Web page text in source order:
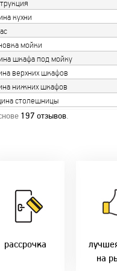
кухни
мойки
шкафа под мойку
верхних шкафов
нижних шкафов
столешницы
197 отзывов.
рассрочка
2-36 мес
FUN - 4 мес.
на
только